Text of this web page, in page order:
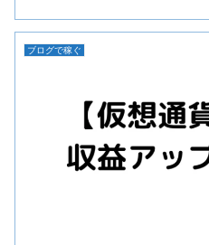
ブログで稼ぐ